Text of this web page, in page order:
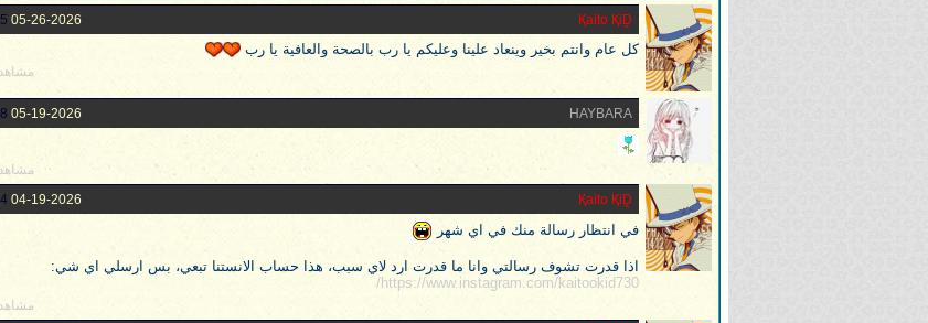
05-26-2026 Қaito ҚiḒ
كل عام وانتم بخير وينعاد علينا وعليكم يا رب بالصحة والعافية يا رب
05-19-2026 HAYBARA
04-19-2026
Қaito ҚiḒ
في انتظار رسالة منك في اي شهر
اذا قدرت تشوف رسالتي وانا ما قدرت ارد لاي سبب، هذا حساب الانستنا تبعي، بس ارسلي اي شي:
https://www.instagram.com/kaitookid730/